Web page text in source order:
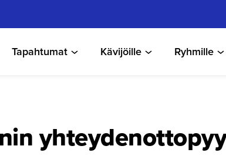
Tapahtumat Kävijöille Ryhmille